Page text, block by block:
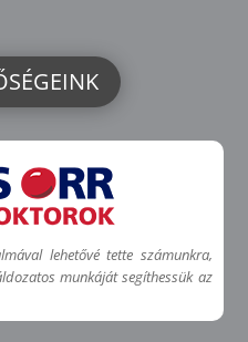
lehetővé tette számunkra,
munkáját segíthessük az